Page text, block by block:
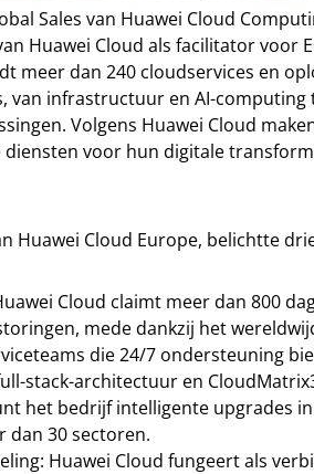
Sales van Huawei Cloud
Huawei Cloud als facilitator voor
meer dan 240 cloudservices en
van infrastructuur en AI-computing
Volgens Huawei Cloud
diensten voor hun digitale
Huawei Cloud Europe, belichtte
Cloud claimt meer dan 800
mede dankzij het
die 24/7 ondersteuning
stack-architectuur en
het bedrijf intelligente upgrades
dan 30 sectoren.
Huawei Cloud fungeert als